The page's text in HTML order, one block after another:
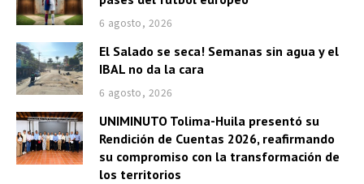
6 agosto, 2026
El Salado se seca! Semanas sin agua y el
IBAL no da la cara
6 agosto, 2026
UNIMINUTO Tolima-Huila presentó su
Rendición de Cuentas 2026, reafirmando
su compromiso con la transformación de
los territorios